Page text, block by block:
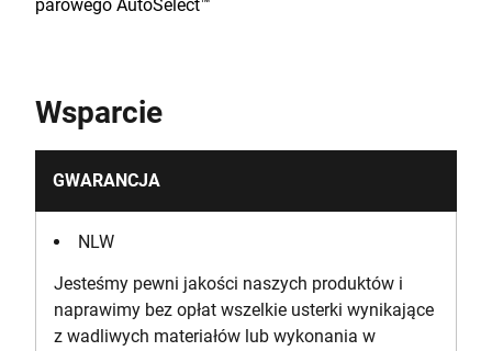
parowego AutoSelect™
Wsparcie
GWARANCJA
NLW
Jesteśmy pewni jakości naszych produktów i
naprawimy bez opłat wszelkie usterki wynikające
z wadliwych materiałów lub wykonania w